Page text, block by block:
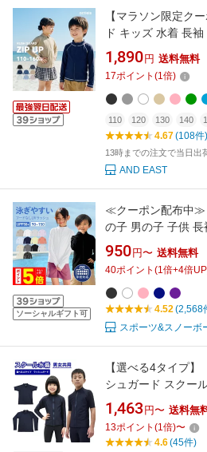
【マラソン限定ク
ド キッズ 水着 長
し ジップアップ フ
の子 男子 女子 男
こども 小学生 中学
用 110 120 130 140
1,890 円 送料無料
17ポイント (1倍)
110 120 130 140
4.67(108件)
13時までの注文で当日出
AND EAST
ソーシャルギフト可
≪クーポン配布中≫
の子 男の子 子供
ル 水着 UPF50＋ ラ
ー スクール水着 小
スイミング 授業用
KJR-220《KDSR》
950 円〜 送料無料
40ポイント (1倍+4倍
4.52(2,568
スポーツ&スノーボ
【選べる4タイプ
シュガード スクー
ーなし ジップなし
送料無料 キッズ ジ
ル水着 女児 男児
1,463 円〜 送料無
13ポイント (1倍)〜
4.6(45件)